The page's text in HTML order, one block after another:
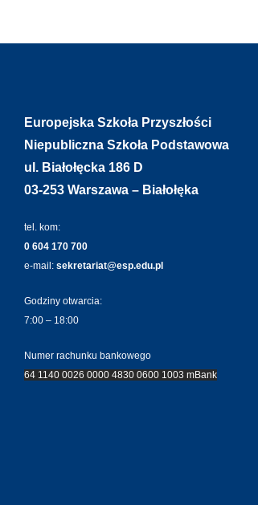
Europejska Szkoła Przyszłości
Niepubliczna Szkoła Podstawowa
ul. Białołęcka 186 D
03-253 Warszawa – Białołęka
tel. kom:
0 604 170 700
e-mail: sekretariat@esp.edu.pl
Godziny otwarcia:
7:00 – 18:00
Numer rachunku bankowego
64 1140 0026 0000 4830 0600 1003 mBank